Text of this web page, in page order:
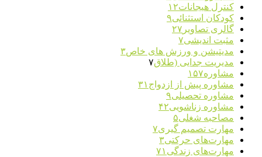
کنترل هیجانات۱۲
کودکان استثنائی۹
گالری تصاویر ۲۷
مثبت اندیشی۷
مدیتیشن و ورزش های خاص۳
مدیریت جدایی (طلاق۷
مشاوره۱۵۷
مشاوره پیش از ازدواج ۳۱
مشاوره تحصیلی۹
مشاوره زناشویی۴۲
مصاحبه شغلی۵
مهارت تصمیم گیری۷
مهارت‌های حرکتی۳
مهارت‌های زندگی ۷۱